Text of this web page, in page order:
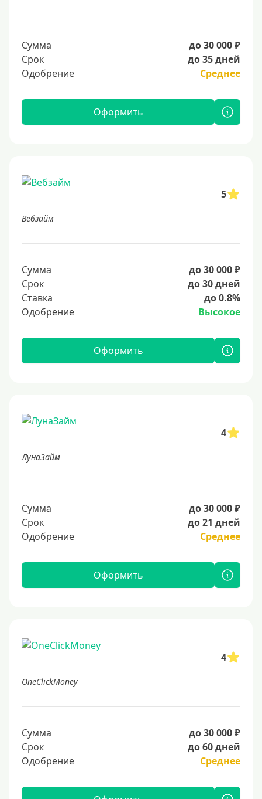
Сумма
до 30 000 ₽
Срок
до 35 дней
Одобрение
Среднее
Оформить
5
Вебзайм
Сумма
до 30 000 ₽
Срок
до 30 дней
Ставка
до 0.8%
Одобрение
Высокое
Оформить
4
ЛунаЗайм
Сумма
до 30 000 ₽
Срок
до 21 дней
Одобрение
Среднее
Оформить
4
OneClickMoney
Сумма
до 30 000 ₽
Срок
до 60 дней
Одобрение
Среднее